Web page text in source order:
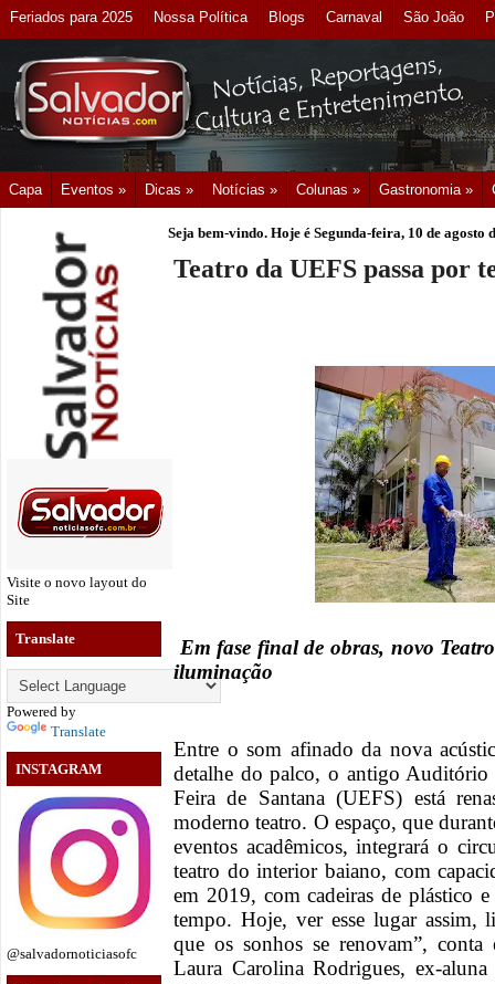
Feriados para 2025 Nossa Política Blogs Carnaval São João
Capa Eventos » Dicas » Notícias » Colunas » Gastronomia »
Visite o novo layout do
Site
Translate
Powered by
Translate
INSTAGRAM
@salvadornoticiasofc
Seja bem-vindo. Hoje é Segunda-feira, 10 de agosto
Teatro da UEFS passa por
Em fase final de obras, novo
iluminação
Entre o som afinado da nova
detalhe do palco, o antigo Auditório
Feira de Santana (UEFS) está
moderno teatro. O espaço, que
eventos acadêmicos, integrará o
teatro do interior baiano, com
em 2019, com cadeiras de plástico
tempo. Hoje, ver esse lugar assim,
que os sonhos se renovam”, conta
Laura Carolina Rodrigues, ex-